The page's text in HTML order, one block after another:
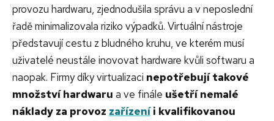
provozu hardwaru, zjednodušila správu a v neposlední
řadě minimalizovala riziko výpadků. Virtuální nástroje
představují cestu z bludného kruhu, ve kterém musí
uživatelé neustále inovovat hardware kvůli softwaru a
naopak. Firmy díky virtualizaci nepotřebují takové
množství hardwaru a ve finále ušetří nemalé
náklady za provoz zařízeníi kvalifikovanou